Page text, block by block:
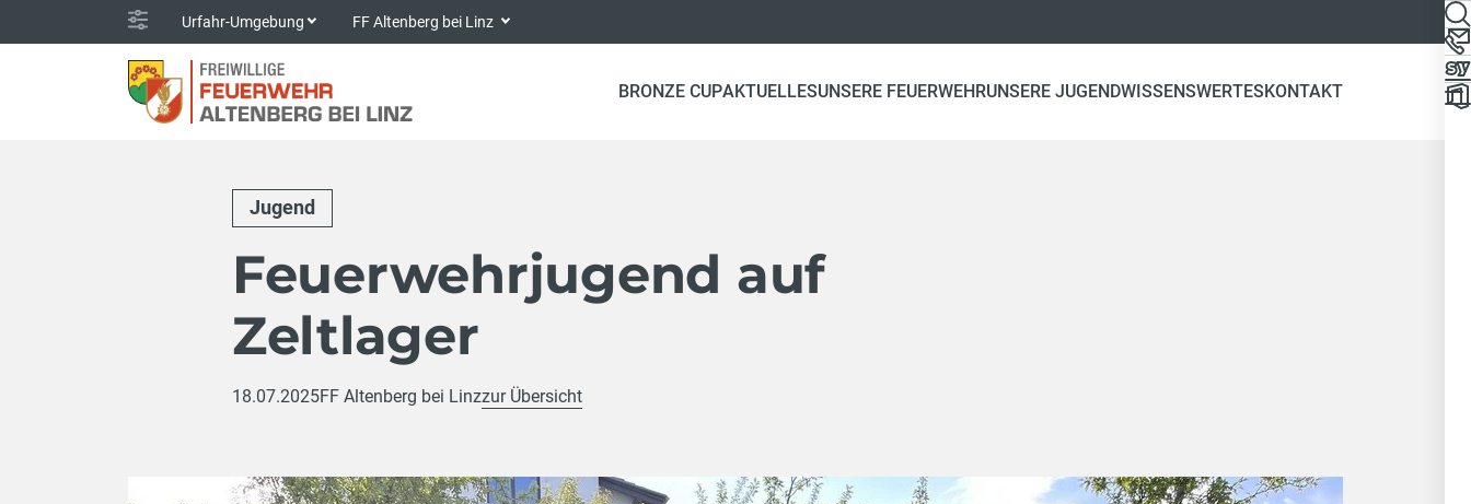
Urfahr-Umgebung FF Altenberg bei Linz
BRONZE CUPAKTUELLESUNSERE FEUERWEHRUNSERE JUGENDWISSENSWERTESKONTAKT
Jugend
Feuerwehrjugend auf
Zeltlager
18.07.2025FF Altenberg bei Linzzur Übersicht